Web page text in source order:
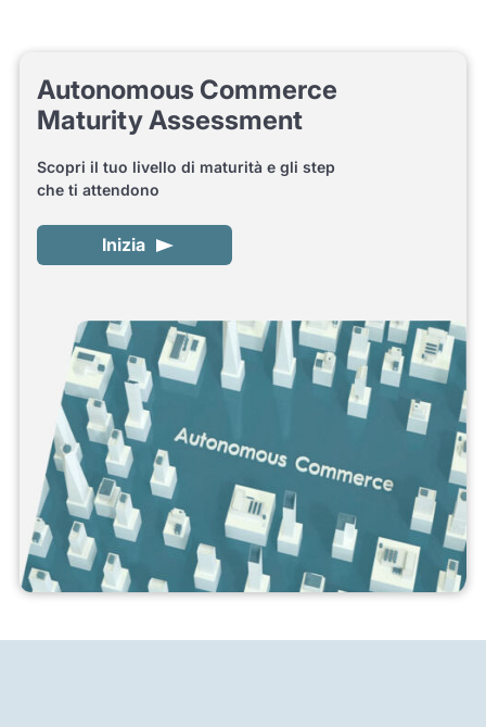
Autonomous Commerce
Maturity Assessment
Scopri il tuo livello di maturità e gli step
che ti attendono
Inizia